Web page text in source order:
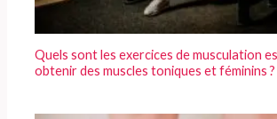
Quels sont les exercices de musculation
obtenir des muscles toniques et féminins ?